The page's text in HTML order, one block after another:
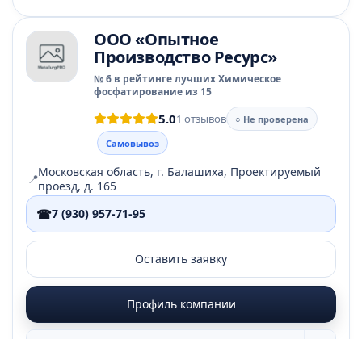
ООО «Опытное
Производство Ресурс»
№ 6 в рейтинге лучших Химическое
фосфатирование из 15
5.01 отзывов
○ Не проверена
Самовывоз
📍Московская область, г. Балашиха, Проектируемый
проезд, д. 165
☎7 (930) 957-71-95
Оставить заявку
Профиль компании